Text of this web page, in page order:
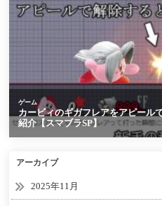
アーカイブ
2025年11月